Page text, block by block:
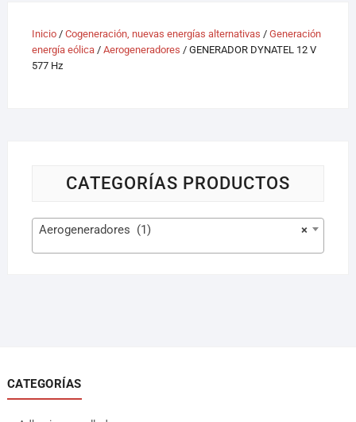
Inicio/ Cogeneración, nuevas energías alternativas / Generación
energía eólica/ Aerogeneradores / GENERADOR DYNATEL 12 V
577 Hz
CATEGORÍAS PRODUCTOS
×
Aerogeneradores (1)
CATEGORÍAS